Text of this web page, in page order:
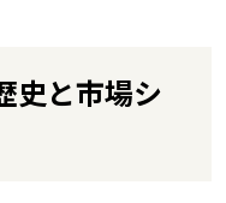
史と市場シ